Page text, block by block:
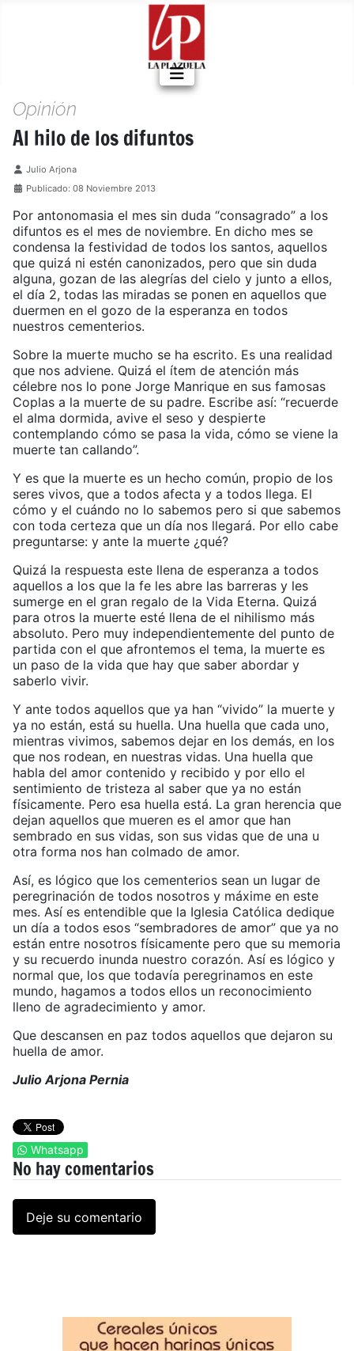
Opinión
Al hilo de los difuntos
Detalles
Julio Arjona
Publicado: 08 Noviembre 2013
Por antonomasia el mes sin duda “consagrado” a los
difuntos es el mes de noviembre. En dicho mes se
condensa la festividad de todos los santos, aquellos
que quizá ni estén canonizados, pero que sin duda
alguna, gozan de las alegrías del cielo y junto a ellos,
el día 2, todas las miradas se ponen en aquellos que
duermen en el gozo de la esperanza en todos
nuestros cementerios.
Sobre la muerte mucho se ha escrito. Es una realidad
que nos adviene. Quizá el ítem de atención más
célebre nos lo pone Jorge Manrique en sus famosas
Coplas a la muerte de su padre. Escribe así: “recuerde
el alma dormida, avive el seso y despierte
contemplando cómo se pasa la vida, cómo se viene la
muerte tan callando”.
Y es que la muerte es un hecho común, propio de los
seres vivos, que a todos afecta y a todos llega. El
cómo y el cuándo no lo sabemos pero si que sabemos
con toda certeza que un día nos llegará. Por ello cabe
preguntarse: y ante la muerte ¿qué?
Quizá la respuesta este llena de esperanza a todos
aquellos a los que la fe les abre las barreras y les
sumerge en el gran regalo de la Vida Eterna. Quizá
para otros la muerte esté llena de el nihilismo más
absoluto. Pero muy independientemente del punto de
partida con el que afrontemos el tema, la muerte es
un paso de la vida que hay que saber abordar y
saberlo vivir.
Y ante todos aquellos que ya han “vivido” la muerte y
ya no están, está su huella. Una huella que cada uno,
mientras vivimos, sabemos dejar en los demás, en los
que nos rodean, en nuestras vidas. Una huella que
habla del amor contenido y recibido y por ello el
sentimiento de tristeza al saber que ya no están
físicamente. Pero esa huella está. La gran herencia que
dejan aquellos que mueren es el amor que han
sembrado en sus vidas, son sus vidas que de una u
otra forma nos han colmado de amor.
Así, es lógico que los cementerios sean un lugar de
peregrinación de todos nosotros y máxime en este
mes. Así es entendible que la Iglesia Católica dedique
un día a todos esos “sembradores de amor” que ya no
están entre nosotros físicamente pero que su memoria
y su recuerdo inunda nuestro corazón. Así es lógico y
normal que, los que todavía peregrinamos en este
mundo, hagamos a todos ellos un reconocimiento
lleno de agradecimiento y amor.
Que descansen en paz todos aquellos que dejaron su
huella de amor.
Julio Arjona Pernia
Whatsapp
No hay comentarios
Deje su comentario